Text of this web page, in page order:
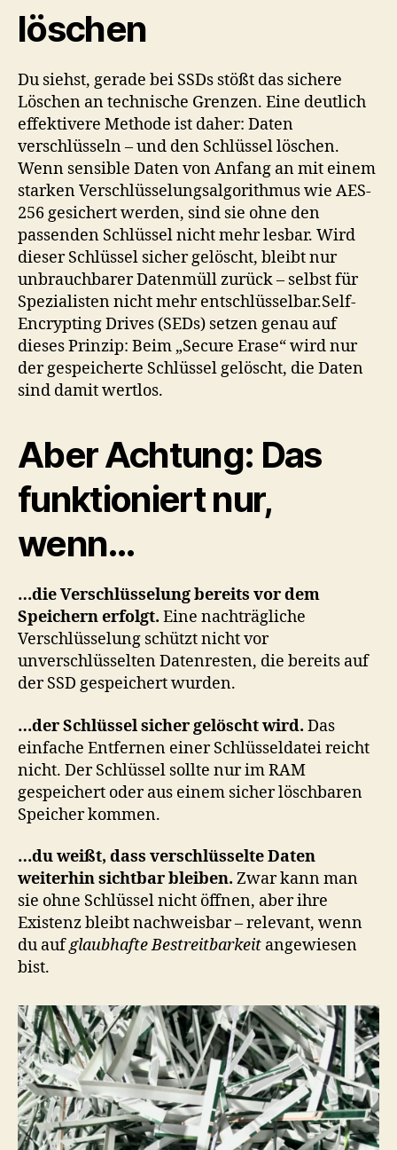
löschen
Du siehst, gerade bei SSDs stößt das sichere
Löschen an technische Grenzen. Eine deutlich
effektivere Methode ist daher: Daten
verschlüsseln – und den Schlüssel löschen.
Wenn sensible Daten von Anfang an mit einem
starken Verschlüsselungsalgorithmus wie AES-
256 gesichert werden, sind sie ohne den
passenden Schlüssel nicht mehr lesbar. Wird
dieser Schlüssel sicher gelöscht, bleibt nur
unbrauchbarer Datenmüll zurück – selbst für
Spezialisten nicht mehr entschlüsselbar.Self-
Encrypting Drives (SEDs) setzen genau auf
dieses Prinzip: Beim „Secure Erase“ wird nur
der gespeicherte Schlüssel gelöscht, die Daten
sind damit wertlos.
Aber Achtung: Das
funktioniert nur,
wenn…
…die Verschlüsselung bereits vor dem
Speichern erfolgt. Eine nachträgliche
Verschlüsselung schützt nicht vor
unverschlüsselten Datenresten, die bereits auf
der SSD gespeichert wurden.
…der Schlüssel sicher gelöscht wird. Das
einfache Entfernen einer Schlüsseldatei reicht
nicht. Der Schlüssel sollte nur im RAM
gespeichert oder aus einem sicher löschbaren
Speicher kommen.
…du weißt, dass verschlüsselte Daten
weiterhin sichtbar bleiben. Zwar kann man
sie ohne Schlüssel nicht öffnen, aber ihre
Existenz bleibt nachweisbar – relevant, wenn
du aufglaubhafte Bestreitbarkeit angewiesen
bist.